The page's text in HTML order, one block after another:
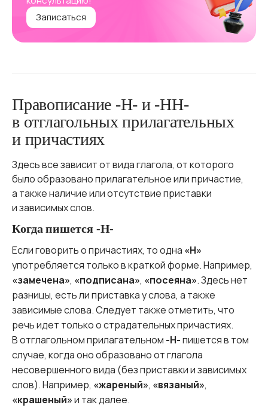
Записаться
Правописание -Н- и -НН-
в отглагольных прилагательных
и причастиях
Здесь все зависит от вида глагола, от которого
было образовано прилагательное или причастие,
а также наличие или отсутствие приставки
и зависимых слов.
Когда пишется -Н-
Если говорить о причастиях, то одна «Н»
употребляется только в краткой форме. Например,
«замечена», «подписана», «посеяна». Здесь нет
разницы, есть ли приставка у слова, а также
зависимые слова. Следует также отметить, что
речь идет только о страдательных причастиях.
В отглагольном прилагательном -Н-пишется в том
случае, когда оно образовано от глагола
несовершенного вида (без приставки и зависимых
слов). Например, «жареный», «вязаный»,
«крашеный»и так далее.